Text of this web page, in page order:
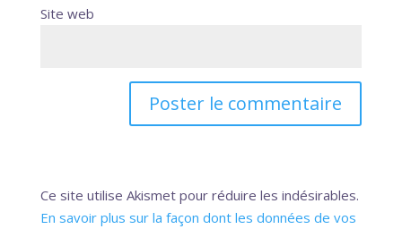
Site web
Ce site utilise Akismet pour réduire les indésirables.
En savoir plus sur la façon dont les données de vos